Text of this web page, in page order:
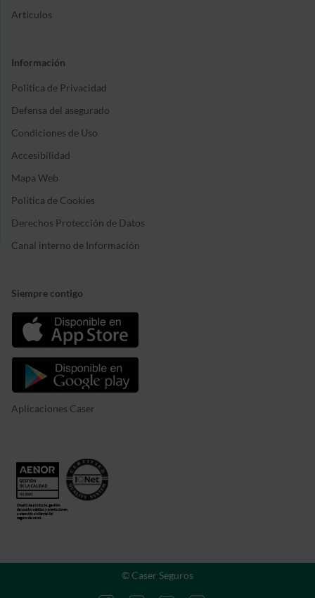
Artículos
Información
Política de Privacidad
Defensa del asegurado
Condiciones de Uso
Accesibilidad
Mapa Web
Política de Cookies
Derechos Protección de Datos
Canal interno de Información
Siempre contigo
Aplicaciones Caser
© Caser Seguros